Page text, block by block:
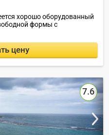
хорошо оборудованный
формы с
цену
7.6